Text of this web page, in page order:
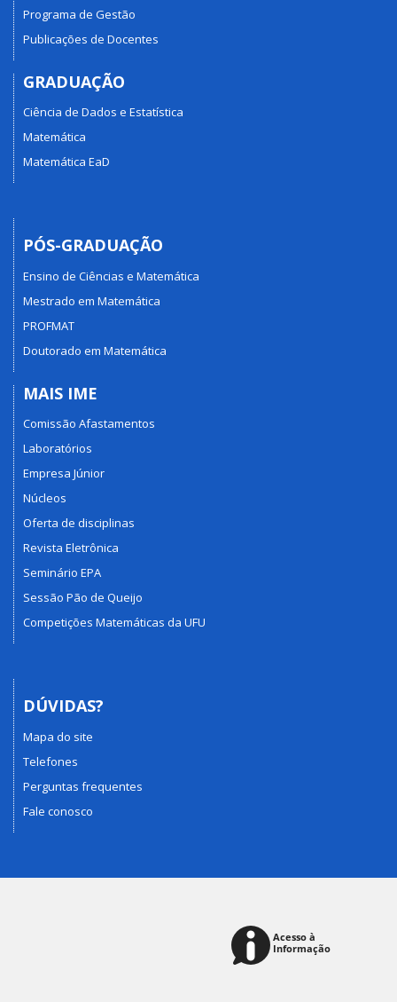
Programa de Gestão
Publicações de Docentes
GRADUAÇÃO
Ciência de Dados e Estatística
Matemática
Matemática EaD
PÓS-GRADUAÇÃO
Ensino de Ciências e Matemática
Mestrado em Matemática
PROFMAT
Doutorado em Matemática
MAIS IME
Comissão Afastamentos
Laboratórios
Empresa Júnior
Núcleos
Oferta de disciplinas
Revista Eletrônica
Seminário EPA
Sessão Pão de Queijo
Competições Matemáticas da UFU
DÚVIDAS?
Mapa do site
Telefones
Perguntas frequentes
Fale conosco